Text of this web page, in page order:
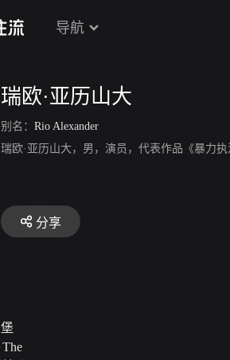
导航
瑞欧·亚历山大
别名： Rio Alexander
瑞欧·亚历山大，男，演员，代表作品《暴力
分享